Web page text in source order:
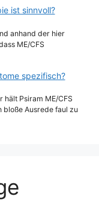
ist sinnvoll?
anhand der hier
ME/CFS
spezifisch?
hält Psiram ME/CFS
bloße Ausrede faul zu